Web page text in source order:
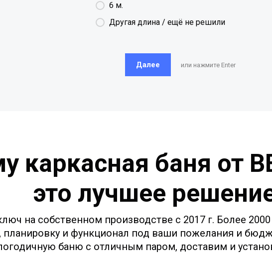
6 м.
Другая длина / ещё не решили
Далее или нажмите Enter
каркасная баня от
это лучшее
на собственном производстве с 2017 г. Более
планировку и функционал под ваши пожелания и
баню с отличным паром, доставим и